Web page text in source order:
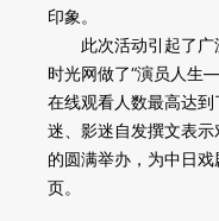
印象。
此次活动引起了广
时光网做了“演员人生
在线观看人数最高达
迷、影迷自发撰文表
的圆满举办，为中日
页。